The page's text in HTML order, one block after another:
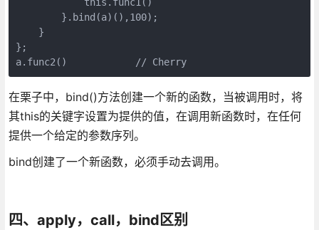
        }.bind(a)(),100);
    }
};
a.func2()            // Cherry
在栗子中，bind()方法创建一个新的函数，当被调用时，将
其this的关键字设置为提供的值，在调用新函数时，在任何
提供一个给定的参数序列。
bind创建了一个新函数，必须手动去调用。
四、apply，call，bind区别